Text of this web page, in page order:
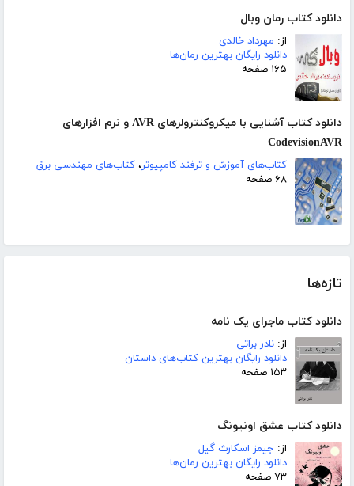
دانلود کتاب رمان وبال
از: مهرداد خالدی
دانلود رایگان بهترین رمان‌ها
۱۶۵ صفحه
دانلود کتاب آشنایی با میکروکنترولرهای AVR و نرم افزارهای
CodevisionAVR
کتاب‌های آموزش و ترفند کامپیوتر، کتاب‌های مهندسی برق
۶۸ صفحه
تازه‌ها
دانلود کتاب ماجرای یک نامه
از: نادر براتی
دانلود رایگان بهترین کتاب‌های داستان
۱۵۳ صفحه
دانلود کتاب عشق اونیونگ
از: جیمز اسکارث گیل
دانلود رایگان بهترین رمان‌ها
۷۳ صفحه